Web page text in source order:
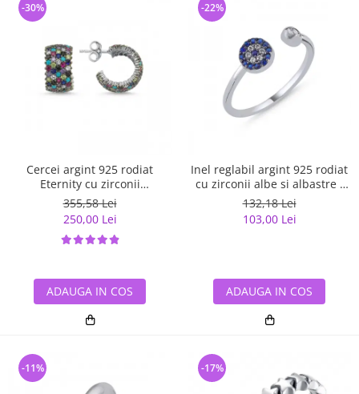
Cercei argint 925 rodiat
Eternity cu zirconii
multicolore ETU0036
355,58 Lei
250,00 Lei
-30%
ADAUGA IN COS
Inel reglabil argint 925 rodiat
cu zirconii albe si albastre -
Be Elegant ITU0109
132,18 Lei
103,00 Lei
-22%
ADAUGA IN COS
-11% -17%